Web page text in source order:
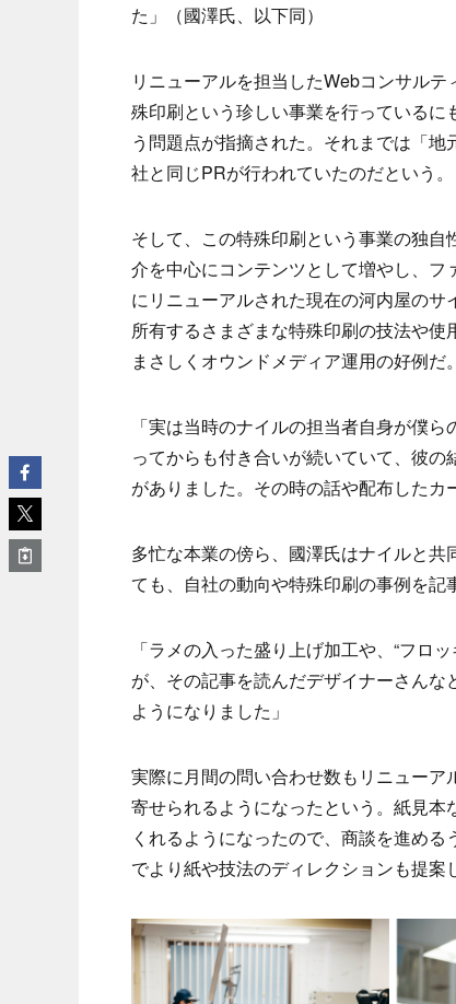
た」（國澤氏、以下同）
リニューアルを担当したWebコンサル
殊印刷という珍しい事業を行っている
う問題点が指摘された。それまでは「
社と同じPRが行われていたのだという。
そして、この特殊印刷という事業の独
介を中心にコンテンツとして増やし、
にリニューアルされた現在の河内屋の
所有するさまざまな特殊印刷の技法や
まさしくオウンドメディア運用の好例だ。
「実は当時のナイルの担当者自身が僕
ってからも付き合いが続いていて、彼
がありました。その時の話や配布したカ
多忙な本業の傍ら、國澤氏はナイルと
ても、自社の動向や特殊印刷の事例を記
「ラメの入った盛り上げ加工や、“フロ
が、その記事を読んだデザイナーさん
ようになりました」
実際に月間の問い合わせ数もリニュー
寄せられるようになったという。紙見
くれるようになったので、商談を進め
でより紙や技法のディレクションも提案